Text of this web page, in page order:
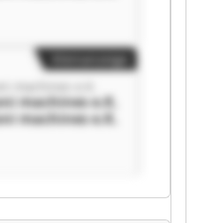
machines e.K.
machines e.K.
machines e.K.
Kleinanzeige